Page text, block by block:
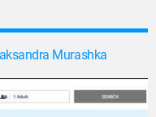
Murashka